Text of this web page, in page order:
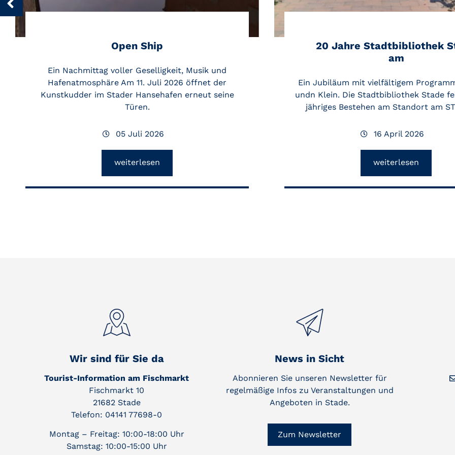
Open Ship
Ein Nachmittag voller Geselligkeit, Musik und
Hafenatmosphäre Am 11. Juli 2026 öffnet der
Kunstkudder im Stader Hansehafen erneut seine
Türen.
05 Juli 2026
weiterlesen
20 Jahre Stadtbibliothek
am
Ein Jubiläum mit vielfältigem
undn Klein. Die Stadtbibliothek Stade
jähriges Bestehen am Standort am
16 April 2026
weiterlesen
Wir sind für Sie da
Tourist-Information am Fischmarkt
Fischmarkt 10
21682 Stade
Telefon: 04141 77698-0
Montag – Freitag: 10:00-18:00 Uhr
Samstag: 10:00-15:00 Uhr
News in Sicht
Abonnieren Sie unseren Newsletter für
regelmäßige Infos zu Veranstaltungen und
Angeboten in Stade.
Zum Newsletter